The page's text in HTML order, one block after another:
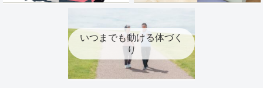
いつまでも動ける体づく
り